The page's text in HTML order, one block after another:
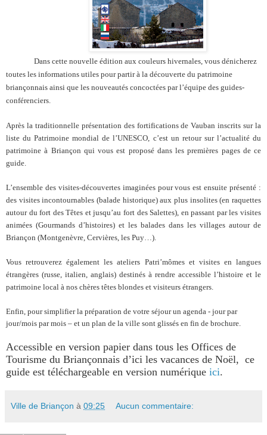
Dans cette nouvelle édition aux couleurs hivernales, vous dénicherez
toutes les informations utiles pour partir à la découverte du patrimoine
briançonnais ainsi que les nouveautés concoctées par l’équipe des guides-
conférenciers.
Après la traditionnelle présentation des fortifications de Vauban inscrits sur la
liste du Patrimoine mondial de l’UNESCO, c’est un retour sur l’actualité du
patrimoine à Briançon qui vous est proposé dans les premières pages de ce
guide.
L’ensemble des visites-découvertes imaginées pour vous est ensuite présenté :
des visites incontournables (balade historique) aux plus insolites (en raquettes
autour du fort des Têtes et jusqu’au fort des Salettes), en passant par les visites
animées (Gourmands d’histoires) et les balades dans les villages autour de
Briançon (Montgenèvre, Cervières, les Puy…).
Vous retrouverez également les ateliers Patri’mômes et visites en langues
étrangères (russe, italien, anglais) destinés à rendre accessible l’histoire et le
patrimoine local à nos chères têtes blondes et visiteurs étrangers.
Enfin, pour simplifier la préparation de votre séjour un agenda - jour par
jour/mois par mois – et un plan de la ville sont glissés en fin de brochure.
Accessible en version papier dans tous les Offices de
Tourisme du Briançonnais d’ici les vacances de Noël, ce
guide est téléchargeable en version numérique ici.
Ville de Briançon à 09:25 Aucun commentaire: